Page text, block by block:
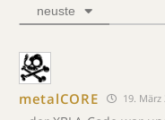
neuste
metalCORE 19. März